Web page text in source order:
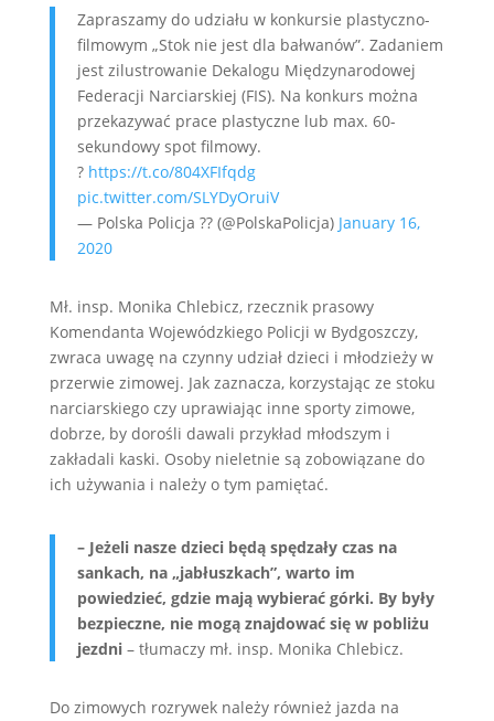
Zapraszamy do udziału w konkursie plastyczno-
filmowym „Stok nie jest dla bałwanów”. Zadaniem
jest zilustrowanie Dekalogu Międzynarodowej
Federacji Narciarskiej (FIS). Na konkurs można
przekazywać prace plastyczne lub max. 60-
sekundowy spot filmowy.
? https://t.co/804XFIfqdg
pic.twitter.com/SLYDyOruiV
— Polska Policja ?? (@PolskaPolicja) January 16,
2020
Mł. insp. Monika Chlebicz, rzecznik prasowy
Komendanta Wojewódzkiego Policji w Bydgoszczy,
zwraca uwagę na czynny udział dzieci i młodzieży w
przerwie zimowej. Jak zaznacza, korzystając ze stoku
narciarskiego czy uprawiając inne sporty zimowe,
dobrze, by dorośli dawali przykład młodszym i
zakładali kaski. Osoby nieletnie są zobowiązane do
ich używania i należy o tym pamiętać.
– Jeżeli nasze dzieci będą spędzały czas na
sankach, na „jabłuszkach”, warto im
powiedzieć, gdzie mają wybierać górki. By były
bezpieczne, nie mogą znajdować się w pobliżu
jezdni – tłumaczy mł. insp. Monika Chlebicz.
Do zimowych rozrywek należy również jazda na